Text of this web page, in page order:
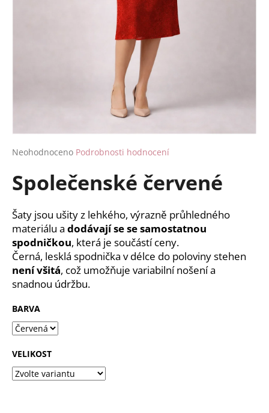
Průměrné
produktu
je
z
5
hvězdiček.
Neohodnoceno Podrobnosti hodnocení
Společenské červené
Šaty jsou ušity z lehkého, výrazně průhledného
materiálu a dodávají se se samostatnou
spodničkou, která je součástí ceny.
Černá, lesklá spodnička v délce do poloviny stehen
není všitá, což umožňuje variabilní nošení a
snadnou údržbu.
BARVA
VELIKOST
D
o
p
o
r
u
č
u
e
m
e